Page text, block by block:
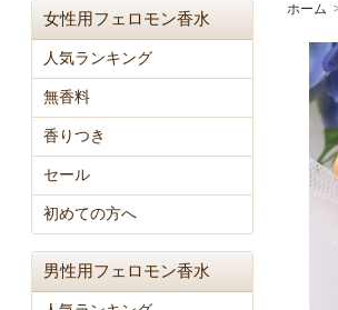
ホーム
女性用フェロモン香水
人気ランキング
無香料
香りつき
セール
初めての方へ
男性用フェロモン香水